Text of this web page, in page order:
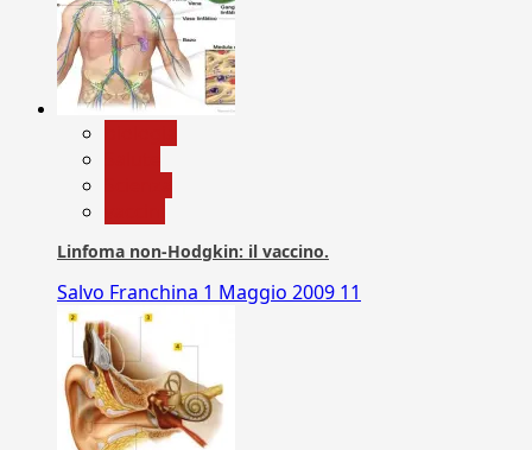
Linfoma non-Hodgkin: il vaccino.
Salvo Franchina 1 Maggio 2009 11